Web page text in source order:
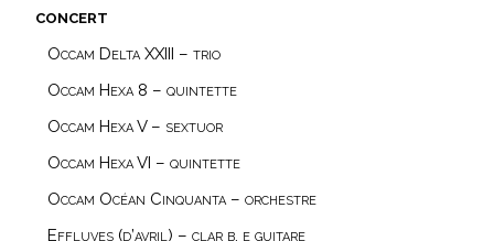
concert
Effluves (d’avril) – clar b, e guitare
Occam Océan Cinquanta – orchestre
Occam Hexa VI – quintette
Occam Hexa V – sextuor
Occam Hexa 8 – quintette
Occam Delta XXIII – trio